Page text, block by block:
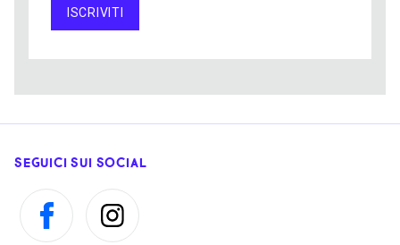
ISCRIVITI
SEGUICI SUI SOCIAL